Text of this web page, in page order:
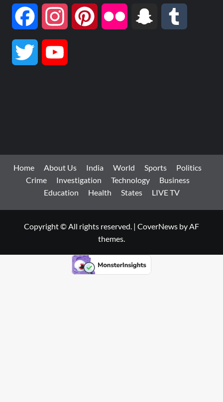
Facebook Instagram Pinterest Flickr Snapchat
Twitter
Home About Us India World Sports
Politics
Crime
Investigation Technology
Business
Education
Health States LIVE TV
Copyright © All rights reserved. | CoverNews by AF
themes.